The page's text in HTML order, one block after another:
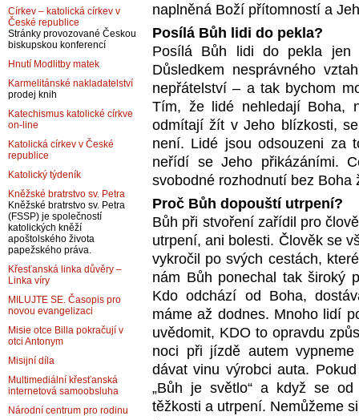
naplněná Boží přítomností a
Posílá Bůh lidi do pekla?
Posílá Bůh lidi do pekla jen
Důsledkem nesprávného
nepřátelství – a tak bychom
Tím, že lidé nehledají Boha,
odmítají žít v Jeho blízkosti,
není. Lidé jsou odsouzeni za
neřídí se Jeho přikázáními.
svobodné rozhodnutí bez
Proč Bůh dopouští utrpení?
Bůh při stvoření zařídil pro
utrpení, ani bolesti. Člověk se
vykročil po svých cestách,
nám Bůh ponechal tak široký
Kdo odchází od Boha,
máme až dodnes. Mnoho lidí
uvědomit, KDO to opravdu
noci při jízdě autem
dávat vinu výrobci auta.
„Bůh je světlo“ a když se
těžkosti a utrpení. Nemůžeme
Církev – katolická církev v
České republice
Stránky provozované Českou
biskupskou konferencí
Hnutí Modlitby matek
Karmelitánské nakladatelství
prodej knih
Katechismus katolické církve
on-line
Katolická církev v České
republice
Katolický týdeník
Kněžské bratrstvo sv. Petra
Kněžské bratrstvo sv. Petra
(FSSP) je společností
katolických kněží
apoštolského života
papežského práva.
Křesťanská linka důvěry –
Linka víry
MILUJTE SE. Časopis pro
novou evangelizaci
Misie otce Billa pokračují v
otci Antonym
Misijní díla
Multimediální křesťanská
internetová samoobsluha
Národní centrum pro rodinu